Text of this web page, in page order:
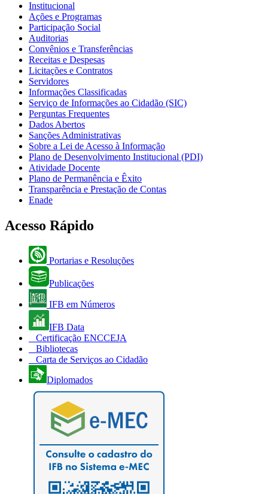
Institucional
Ações e Programas
Participação Social
Auditorias
Convênios e Transferências
Receitas e Despesas
Licitações e Contratos
Servidores
Informações Classificadas
Serviço de Informações ao Cidadão (SIC)
Perguntas Frequentes
Dados Abertos
Sanções Administrativas
Sobre a Lei de Acesso à Informação
Plano de Desenvolvimento Institucional (PDI)
Atividade Docente
Plano de Permanência e Êxito
Transparência e Prestação de Contas
Enade
Acesso Rápido
Portarias e Resoluções
Publicações
IFB em Números
IFB Data
Certificação ENCCEJA
Bibliotecas
Carta de Serviços ao Cidadão
Diplomados